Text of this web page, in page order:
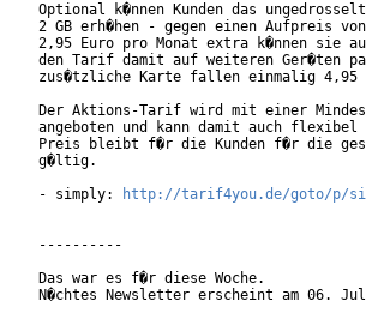
Optional k�nnen Kunden das
2 GB erh�hen - gegen einen Aufpreis
2,95 Euro pro Monat extra k�nnen sie
den Tarif damit auf weiteren Ger�ten
zus�tzliche Karte fallen einmalig 4,95
Der Aktions-Tarif wird mit einer
angeboten und kann damit auch
Preis bleibt f�r die Kunden f�r die
g�ltig.
- simply:
http://tarif4you.de/goto/p/
----------
Das war es f�r diese Woche.
N�chtes Newsletter erscheint am 06.